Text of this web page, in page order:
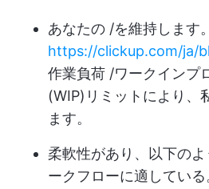
あなたの /を維持します。
https://clickup.com/ja/
作業負荷 /ワークインプ
(WIP)リミットにより、
ます。
柔軟性があり、以下の
ークフローに適している